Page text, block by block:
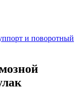
и поворотный